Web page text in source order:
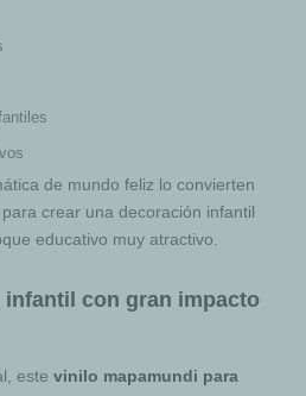
de mundo feliz lo convierten
crear una decoración infantil
educativo muy atractivo.
infantil con gran impacto
estevinilo mapamundi para